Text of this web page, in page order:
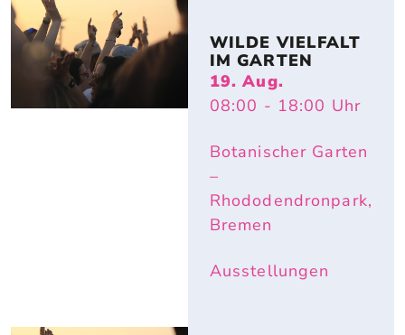
WILDE VIELFALT
IM GARTEN
19. Aug.
08:00 - 18:00 Uhr
Botanischer Garten
–
Rhododendronpark,
Bremen
Ausstellungen